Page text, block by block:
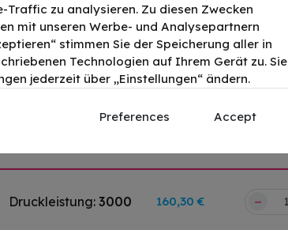
Druckleistung:18000 22,18 € –
40000 258,65 € –
Druckleistung:3000 160,30 € –
Traffic zu analysieren. Zu diesen Zwecken
mit unseren Werbe- und Analysepartnern
stimmen Sie der Speicherung aller in
Technologien auf Ihrem Gerät zu. Sie
jederzeit über „Einstellungen“ ändern.
Preferences Accept